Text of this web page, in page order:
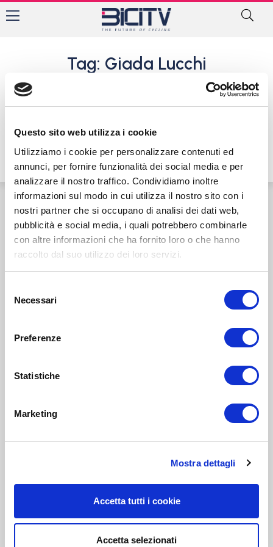
Questo sito web utilizza i cookie
Utilizziamo i cookie per personalizzare contenuti ed
annunci, per fornire funzionalità dei social media e per
analizzare il nostro traffico. Condividiamo inoltre
informazioni sul modo in cui utilizza il nostro sito con i
nostri partner che si occupano di analisi dei dati web,
pubblicità e social media, i quali potrebbero combinarle
con altre informazioni che ha fornito loro o che hanno
raccolto dal suo utilizzo dei loro servizi.
delNecessari
Preferenze
Statistiche
Marketing
Mostra dettagli
Accetta tutti i cookie
Accetta selezionati
Tag: Giada Lucchi
Il sigillo della giovane Vittoria
Guazzini nella gara Donne
2 Giugno 2017